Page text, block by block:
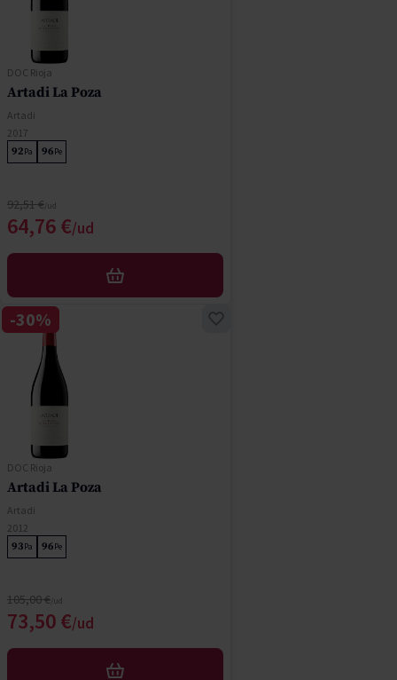
DOC Rioja
Artadi La Poza
Artadi
2017
92Pa 96Pe
Precio especial
64,76 €
Precio normal
92,51 €
AÑADIR
DOC Rioja
Artadi La Poza
Artadi
2012
93Pa 96Pe
Precio especial
73,50 €
Precio normal
105,00 €
-30%